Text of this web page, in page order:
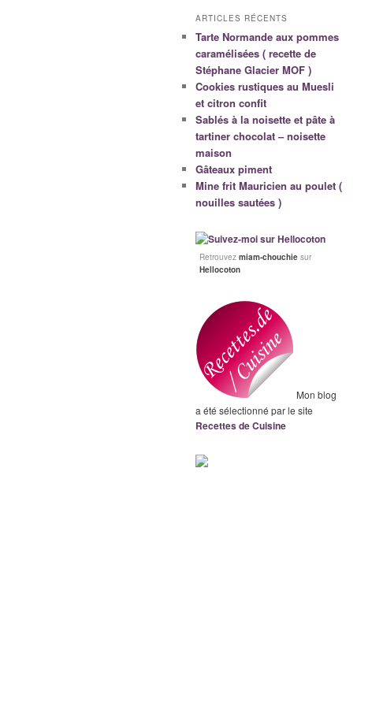
ARTICLES RÉCENTS
Tarte Normande aux pommes
caramélisées ( recette de
Stéphane Glacier MOF )
Cookies rustiques au Muesli
et citron confit
Sablés à la noisette et pâte à
tartiner chocolat – noisette
maison
Gâteaux piment
Mine frit Mauricien au poulet (
nouilles sautées )
Retrouvez miam-chouchie sur
Hellocoton
Mon blog
a été sélectionné par le site
Recettes de Cuisine